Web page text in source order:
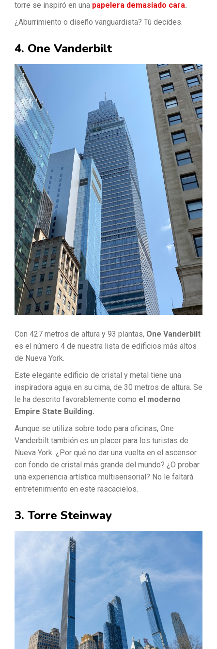
torre se inspiró en una papelera demasiado cara.
¿Aburrimiento o diseño vanguardista? Tú decides.
4. One Vanderbilt
Con 427 metros de altura y 93 plantas, One Vanderbilt
es el número 4 de nuestra lista de edificios más altos
de Nueva York.
Este elegante edificio de cristal y metal tiene una
inspiradora aguja en su cima, de 30 metros de altura. Se
le ha descrito favorablemente como el moderno
Empire State Building.
Aunque se utiliza sobre todo para oficinas, One
Vanderbilt también es un placer para los turistas de
Nueva York. ¿Por qué no dar una vuelta en el ascensor
con fondo de cristal más grande del mundo? ¿O probar
una experiencia artística multisensorial? No le faltará
entretenimiento en este rascacielos.
3. Torre Steinway